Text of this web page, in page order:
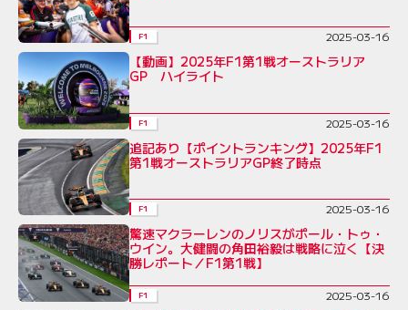
F1 2025-03-16
【動画】2025年F1第1戦オーストラリア
GP ハイライト
F1 2025-03-16
追記あり【ポイントランキング】2025年F1
第1戦オーストラリアGP終了時点
F1 2025-03-16
驚速マクラーレンのノリスがポール・トゥ・
ウイン。大健闘の角田裕毅は戦略に泣く【決
勝レポート／F1第1戦】
F1 2025-03-16